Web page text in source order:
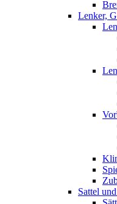
Lenker,
Sattel